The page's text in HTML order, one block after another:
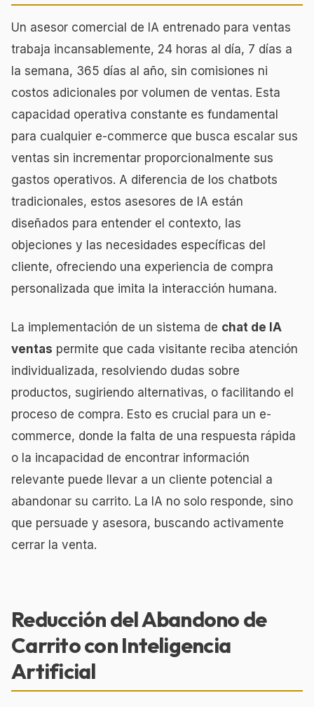
Un asesor comercial de IA entrenado para ventas
trabaja incansablemente, 24 horas al día, 7 días a
la semana, 365 días al año, sin comisiones ni
costos adicionales por volumen de ventas. Esta
capacidad operativa constante es fundamental
para cualquier e-commerce que busca escalar sus
ventas sin incrementar proporcionalmente sus
gastos operativos. A diferencia de los chatbots
tradicionales, estos asesores de IA están
diseñados para entender el contexto, las
objeciones y las necesidades específicas del
cliente, ofreciendo una experiencia de compra
personalizada que imita la interacción humana.
La implementación de un sistema de chat de IA
ventas permite que cada visitante reciba atención
individualizada, resolviendo dudas sobre
productos, sugiriendo alternativas, o facilitando el
proceso de compra. Esto es crucial para un e-
commerce, donde la falta de una respuesta rápida
o la incapacidad de encontrar información
relevante puede llevar a un cliente potencial a
abandonar su carrito. La IA no solo responde, sino
que persuade y asesora, buscando activamente
cerrar la venta.
Reducción del Abandono de
Carrito con Inteligencia
Artificial